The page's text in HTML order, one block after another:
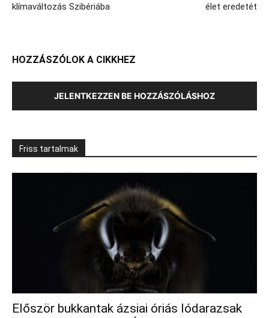
klímaváltozás Szibériába
élet eredetét
HOZZÁSZÓLOK A CIKKHEZ
JELENTKEZZEN BE HOZZÁSZÓLÁSHOZ
Friss tartalmak
Először bukkantak ázsiai óriás lódarazsak